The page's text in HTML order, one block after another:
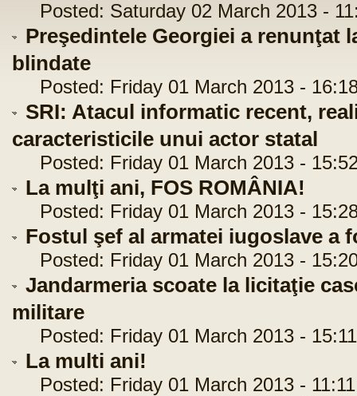
Posted: Saturday 02 March 2013 -
Preşedintele Georgiei a renunţat
blindate
Posted: Friday 01 March 2013 -
SRI: Atacul informatic recent,
caracteristicile unui actor statal
Posted: Friday 01 March 2013 -
La mulţi ani, FOS ROMÂNIA!
Posted: Friday 01 March 2013 -
Fostul şef al armatei iugoslave a
Posted: Friday 01 March 2013 -
Jandarmeria scoate la licitaţie
militare
Posted: Friday 01 March 2013 -
La multi ani!
Posted: Friday 01 March 2013 -